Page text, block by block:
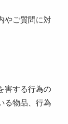
やご質問に対
害する行為の
る物品、行為